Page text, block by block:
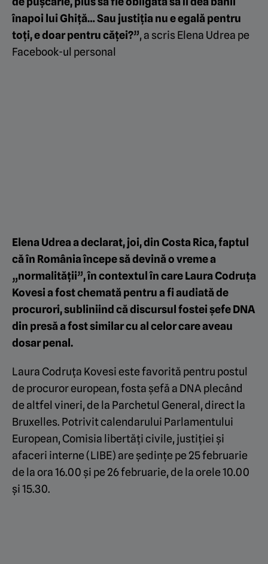
înapoi lui Ghiță… Sau justiția nu e egală pentru
toți, e doar pentru căței?”, a scris Elena Udrea pe
Facebook-ul personal
Elena Udrea a declarat, joi, din Costa Rica, faptul
că în România începe să devină o vreme a
„normalității”, în contextul în care Laura Codruța
Kovesi a fost chemată pentru a fi audiată de
procurori, subliniind că discursul fostei șefe DNA
din presă a fost similar cu al celor care aveau
dosar penal.
Laura Codruța Kovesi este favorită pentru postul
de procuror european, fosta șefă a DNA plecând
de altfel vineri, de la Parchetul General, direct la
Bruxelles. Potrivit calendarului Parlamentului
European, Comisia libertăți civile, justiției și
afaceri interne (LIBE) are ședințe pe 25 februarie
de la ora 16.00 și pe 26 februarie, de la orele 10.00
și 15.30.